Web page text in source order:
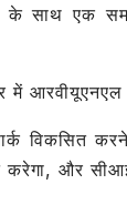
p
के साथ एक
में आरवीयूएनएल
विकसित
करेगा, और